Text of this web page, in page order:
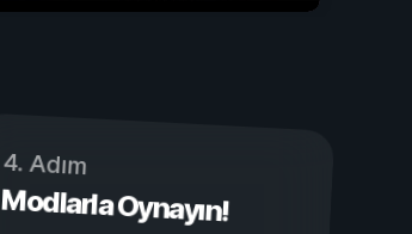
4. Adım
Modlarla Oynayın!